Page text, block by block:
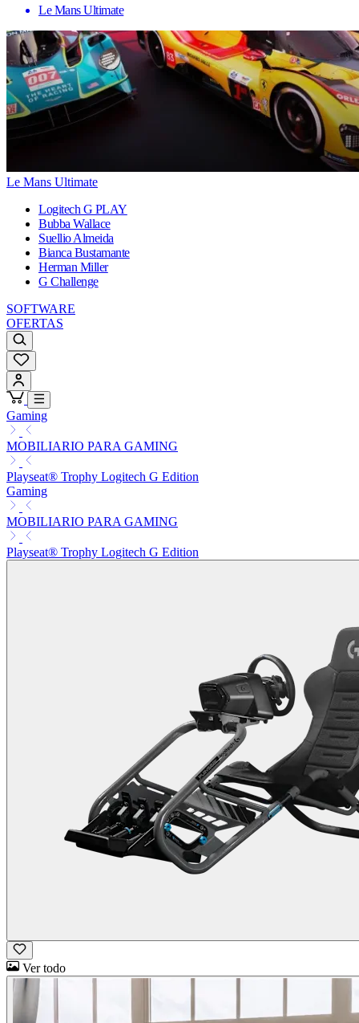
Le Mans Ultimate
Le Mans Ultimate
Logitech G PLAY
Bubba Wallace
Suellio Almeida
Bianca Bustamante
Herman Miller
G Challenge
SOFTWARE
OFERTAS
Gaming
MOBILIARIO PARA GAMING
Playseat® Trophy Logitech G Edition
Gaming
MOBILIARIO PARA GAMING
Playseat® Trophy Logitech G Edition
Ver todo